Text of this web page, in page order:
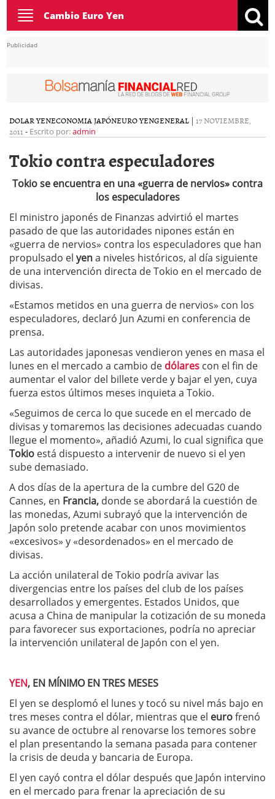
Toggle
navigation
Cambio Euro Yen
Publicidad
DOLAR YENECONOMIA JAPÓNEURO YENGENERAL | 17 NOVIEMBRE,
2011 - Escrito por:admin
Tokio contra especuladores
Tokio se encuentra en una «guerra de nervios» contra
los especuladores
El ministro japonés de Finanzas advirtió el martes
pasado de que las autoridades nipones están en
«guerra de nervios» contra los especuladores que han
propulsado el yena niveles históricos, al día siguiente
de una intervención directa de Tokio en el mercado de
divisas.
«Estamos metidos en una guerra de nervios» con los
especuladores, declaró Jun Azumi en conferencia de
prensa.
Las autoridades japonesas vendieron yenes en masa el
lunes en el mercado a cambio de dólares con el fin de
aumentar el valor del billete verde y bajar el yen, cuya
fuerza estos últimos meses inquieta a Tokio.
«Seguimos de cerca lo que sucede en el mercado de
divisas y tomaremos las decisiones adecuadas cuando
llegue el momento», añadió Azumi, lo cual significa que
Tokio está dispuesto a intervenir de nuevo si el yen
sube demasiado.
A dos días de la apertura de la cumbre del G20 de
Cannes, en Francia, donde se abordará la cuestión de
las monedas, Azumi subrayó que la intervención de
Japón solo pretende acabar con unos movimientos
«excesivos» y «desordenados» en el mercado de
divisas.
La acción unilateral de Tokio podría avivar las
divergencias entre los países del club de los países
desarrollados y emergentes. Estados Unidos, que
acusa a China de manipular la cotización de su moneda
para favorecer sus exportaciones, podría no apreciar
la intervención unilateral de Japón con el yen.
YEN, EN MÍNIMO EN TRES MESES
El yen se desplomó el lunes y tocó su nivel más bajo en
tres meses contra el dólar, mientras que el eurofrenó
su avance de octubre al renovarse los temores sobre
el plan presentando la semana pasada para contener
la crisis de deuda y bancaria de Europa.
El yen cayó contra el dólar después que Japón intervino
en el mercado para frenar la apreciación de su